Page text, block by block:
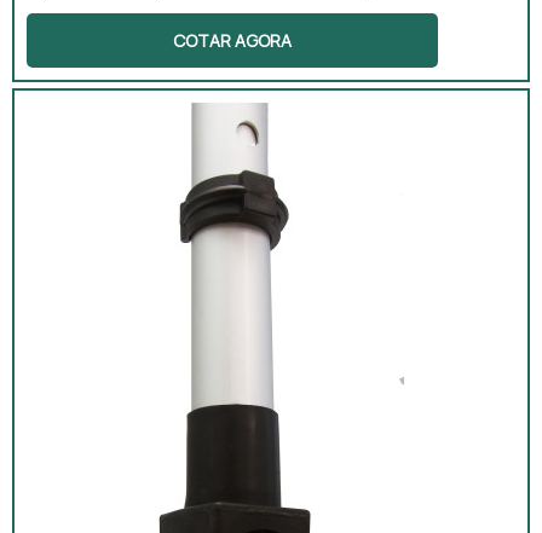
atenção em alguns detalhes não só sobre as
válvulas para aparelhos de pressão, mas
também sobre os próprios aparelhos. Esses
equipamentos são fundamentais em exames
médicos.Utilidade presente no
equipamentoA válvula reguladora de pressão
é uma peça regulador responsável por evitar
a variação da pressão no sist...
COTAR AGORA